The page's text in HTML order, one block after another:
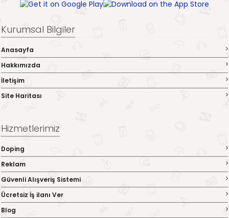
Kurumsal Bilgiler
Anasayfa
Hakkımızda
İletişim
Site Haritası
Hizmetlerimiz
Doping
Reklam
Güvenli Alışveriş Sistemi
Ücretsiz İş ilanı Ver
Blog